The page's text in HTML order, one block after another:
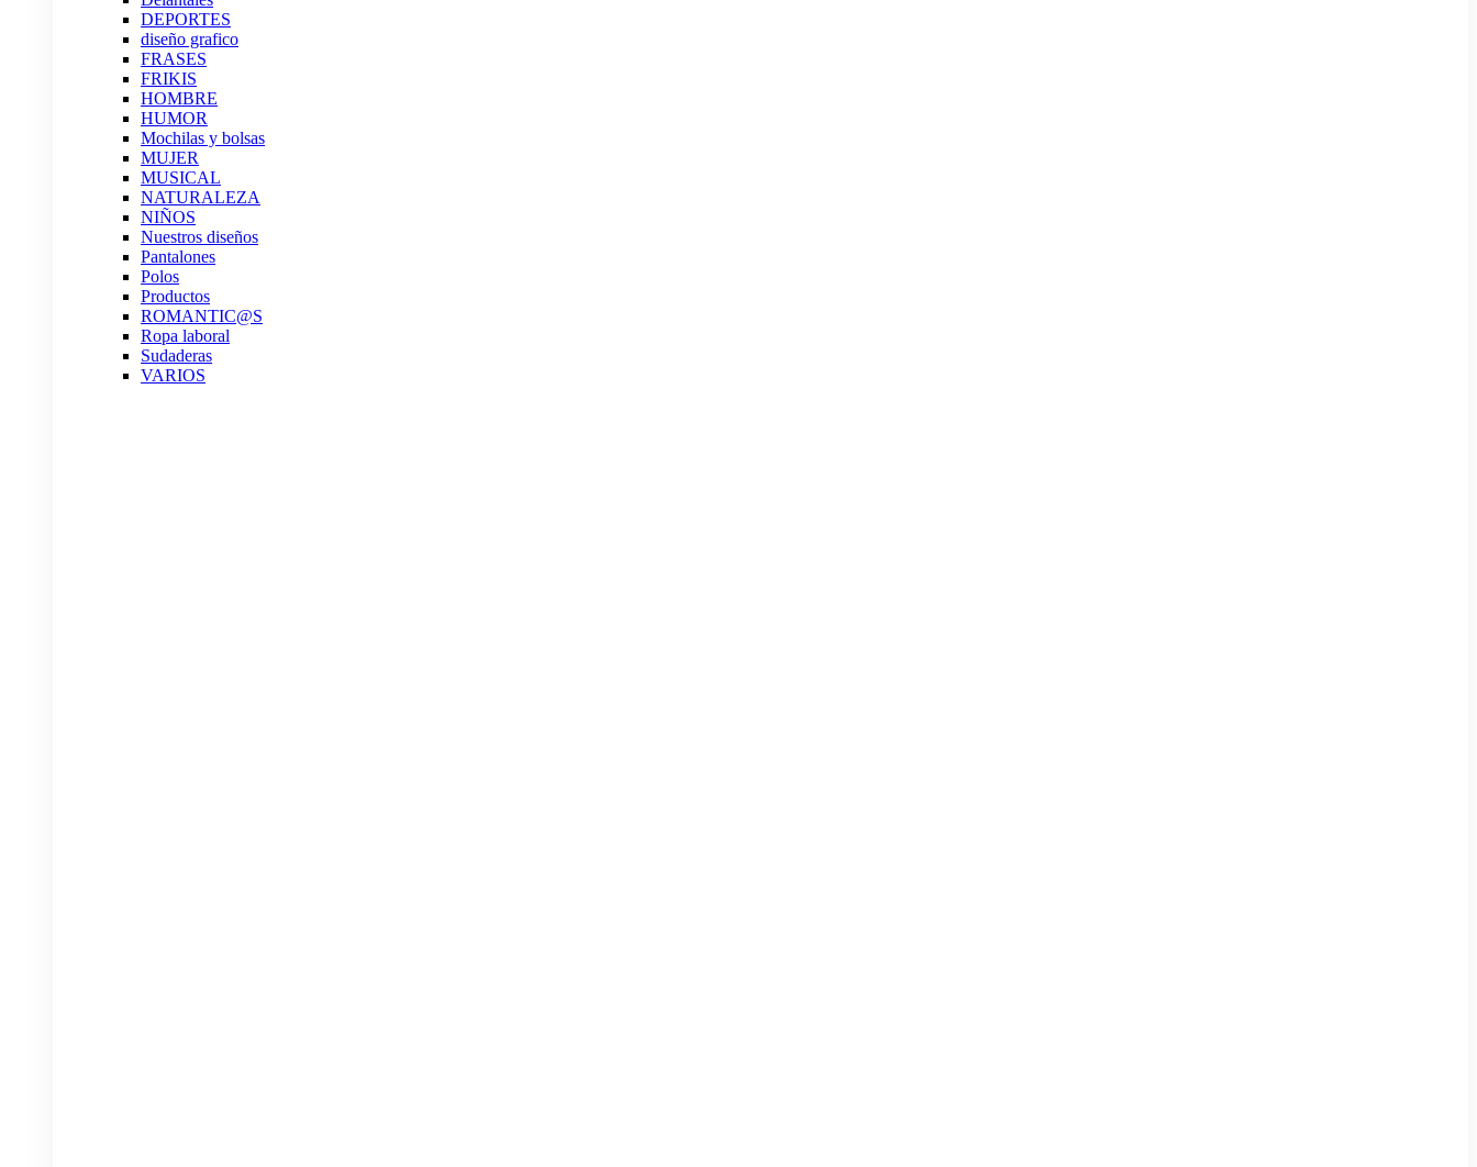
DEPORTES
diseño grafico
FRASES
FRIKIS
HOMBRE
HUMOR
Mochilas y bolsas
MUJER
MUSICAL
NATURALEZA
NIÑOS
Nuestros diseños
Pantalones
Polos
Productos
ROMANTIC@S
Ropa laboral
Sudaderas
VARIOS